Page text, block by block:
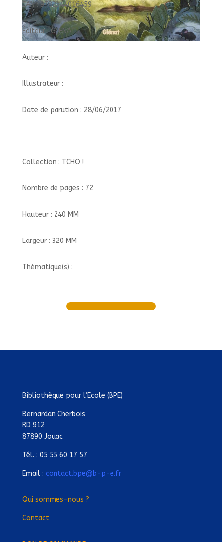
EAN : 9782344016459
Éditeur : GLENAT
Auteur :
Illustrateur :
Date de parution : 28/06/2017
Collection : TCHO !
Nombre de pages : 72
Hauteur : 240 MM
Largeur : 320 MM
Thématique(s) :
Bibliothèque pour l’Ecole (BPE)
Bernardan Cherbois
RD 912
87890 Jouac
Tél. : 05 55 60 17 57
Email : contact.bpe@b-p-e.fr
Qui sommes-nous ?
Contact